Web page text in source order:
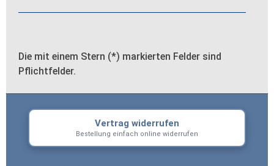
Die mit einem Stern (*) markierten Felder sind
Pflichtfelder.
Vertrag widerrufen
Bestellung einfach online widerrufen